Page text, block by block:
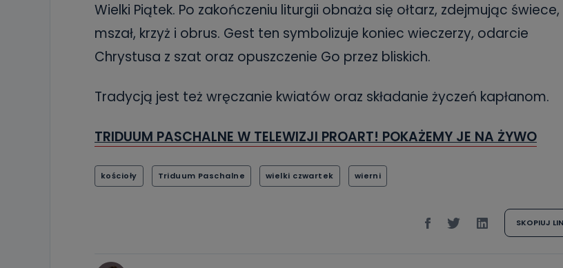
Wielki Piątek. Po zakończeniu liturgii obnaża się ołtarz, zdejmując świece,
mszał, krzyż i obrus. Gest ten symbolizuje koniec wieczerzy, odarcie
Chrystusa z szat oraz opuszczenie Go przez bliskich.
Tradycją jest też wręczanie kwiatów oraz składanie życzeń kapłanom.
TRIDUUM PASCHALNE W TELEWIZJI PROART! POKAŻEMY JE NA ŻYWO
kościoły Triduum Paschalne wielki czwartek wierni
SKOPIUJ